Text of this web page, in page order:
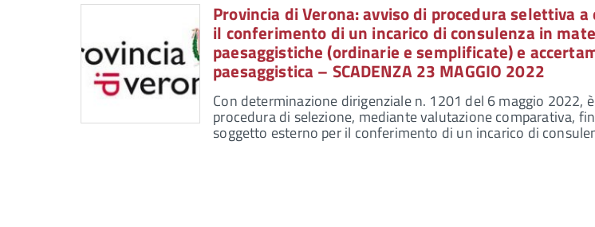
Provincia di Verona: avviso di procedura selettiva
il conferimento di un incarico di consulenza in
paesaggistiche (ordinarie e semplificate) e
paesaggistica – SCADENZA 23 MAGGIO 2022
Con determinazione dirigenziale n. 1201 del 6 maggio 2022,
procedura di selezione, mediante valutazione comparativa,
soggetto esterno per il conferimento di un incarico di